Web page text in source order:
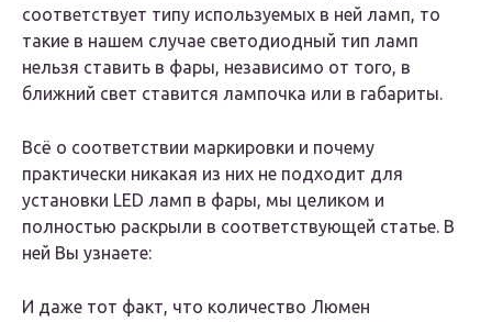
соответствует типу используемых в ней ламп, то
такие в нашем случае светодиодный тип ламп
нельзя ставить в фары, независимо от того, в
ближний свет ставится лампочка или в габариты.
Всё о соответствии маркировки и почему
практически никакая из них не подходит для
установки LED ламп в фары, мы целиком и
полностью раскрыли в соответствующей статье. В
ней Вы узнаете:
И даже тот факт, что количество Люмен